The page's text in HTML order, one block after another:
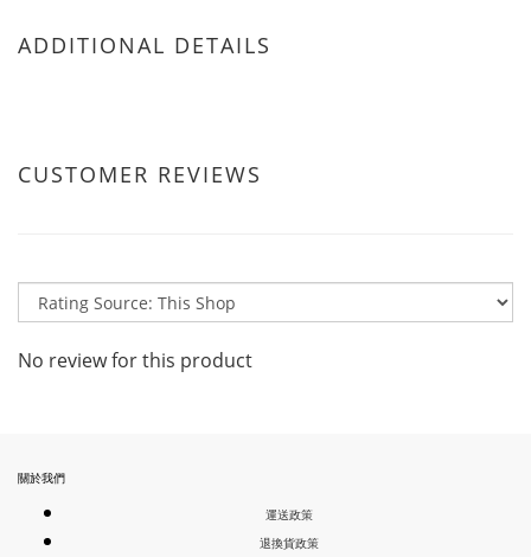
ADDITIONAL DETAILS
CUSTOMER REVIEWS
No review for this product
關於我們
運送政策
退換貨政策